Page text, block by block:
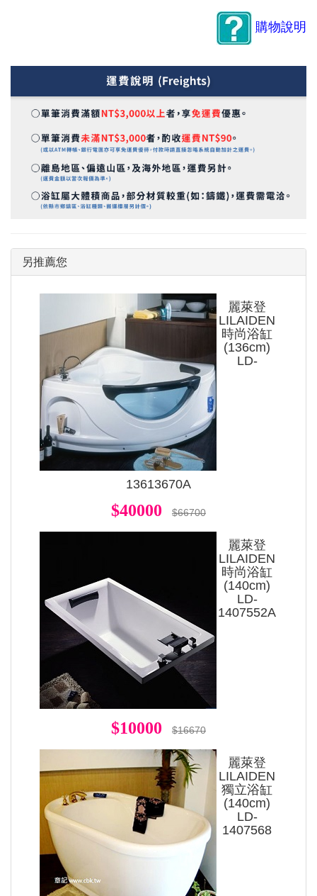
購物說明
另推薦您
麗萊登
LILAIDEN
時尚浴缸
(136cm)
LD-
13613670A
$40000 $66700
麗萊登
LILAIDEN
時尚浴缸
(140cm)
LD-
1407552A
$10000 $16670
麗萊登
LILAIDEN
獨立浴缸
(140cm)
LD-
1407568